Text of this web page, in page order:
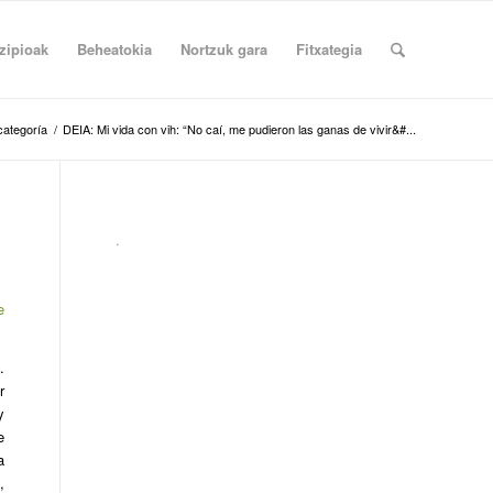
Beheatokia Nortzuk gara Fitxategia
/ DEIA: Mi vida con vih: “No caí, me pudieron las ganas de vivir&#...
,
.